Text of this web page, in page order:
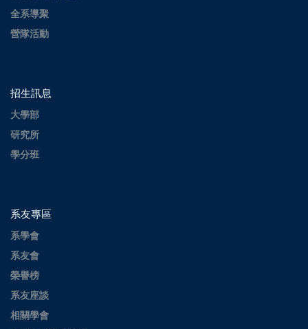
全系導聚
營隊活動
招生訊息
大學部
研究所
學分班
系友專區
系學會
系友會
榮譽榜
系友座談
相關學會